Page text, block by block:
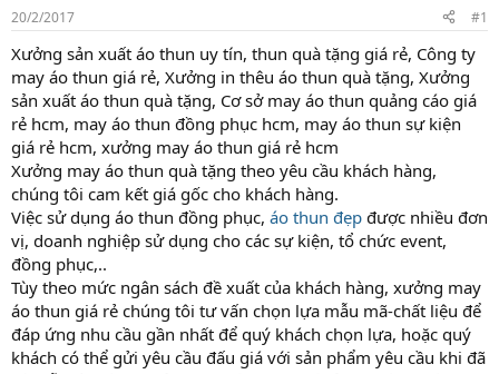
g
20/2/2017 #1
Xưởng sản xuất áo thun uy tín, thun quà tặng giá rẻ, Công ty
may áo thun giá rẻ, Xưởng in thêu áo thun quà tặng, Xưởng
sản xuất áo thun quà tặng, Cơ sở may áo thun quảng cáo giá
rẻ hcm, may áo thun đồng phục hcm, may áo thun sự kiện
giá rẻ hcm, xưởng may áo thun giá rẻ hcm
Xưởng may áo thun quà tặng theo yêu cầu khách hàng,
chúng tôi cam kết giá gốc cho khách hàng.
Việc sử dụng áo thun đồng phục, áo thun đẹp được nhiều đơn
vị, doanh nghiệp sử dụng cho các sự kiện, tổ chức event,
đồng phục,..
Tùy theo mức ngân sách đề xuất của khách hàng, xưởng may
áo thun giá rẻ chúng tôi tư vấn chọn lựa mẫu mã-chất liệu để
đáp ứng nhu cầu gần nhất để quý khách chọn lựa, hoặc quý
khách có thể gửi yêu cầu đấu giá với sản phẩm yêu cầu khi đã